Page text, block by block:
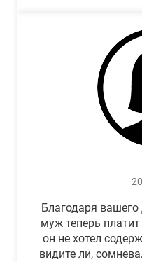
Благодаря
муж теперь
он не хотел
видите ли,